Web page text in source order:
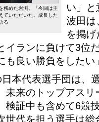
務めた岩渕。「今回は主
ていただいた。成長した
る
い」と
波田は
を掲
イランに負けて3位
も良い勝負をした
本代表選手団は、
未来のトップアス
検証中も含めて6競
世代を担う選手は